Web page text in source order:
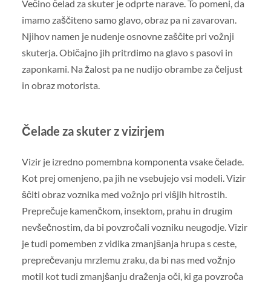
Večino čelad za skuter je odprte narave. To pomeni, da
imamo zaščiteno samo glavo, obraz pa ni zavarovan.
Njihov namen je nudenje osnovne zaščite pri vožnji
skuterja. Običajno jih pritrdimo na glavo s pasovi in
zaponkami. Na žalost pa ne nudijo obrambe za čeljust
in obraz motorista.
Čelade za skuter z vizirjem
Vizir je izredno pomembna komponenta vsake čelade.
Kot prej omenjeno, pa jih ne vsebujejo vsi modeli. Vizir
ščiti obraz voznika med vožnjo pri višjih hitrostih.
Preprečuje kamenčkom, insektom, prahu in drugim
nevšečnostim, da bi povzročali vozniku neugodje. Vizir
je tudi pomemben z vidika zmanjšanja hrupa s ceste,
preprečevanju mrzlemu zraku, da bi nas med vožnjo
motil kot tudi zmanjšanju draženja oči, ki ga povzroča